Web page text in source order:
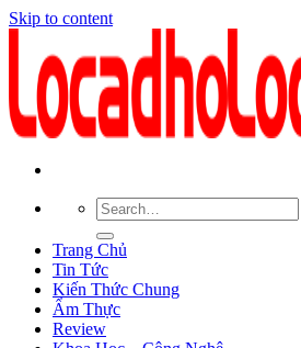
Skip to content
Trang Chủ
Tin Tức
Kiến Thức Chung
Ẩm Thực
Review